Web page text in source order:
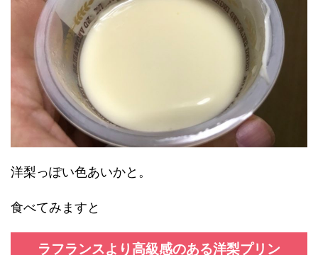
洋梨っぽい色あいかと。
食べてみますと
ラフランスより高級感のある洋梨プリン